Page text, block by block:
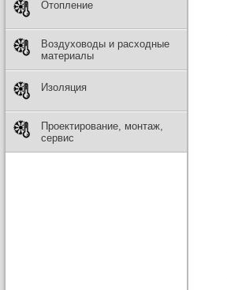
Отопление
Воздуховоды и расходные
материалы
Изоляция
Проектирование, монтаж,
сервис